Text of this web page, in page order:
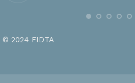
© 2024 FIDTA